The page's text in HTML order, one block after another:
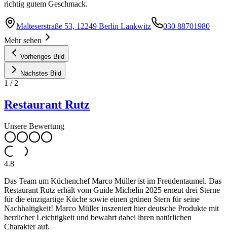
richtig gutem Geschmack.
Malteserstraße 53, 12249 Berlin Lankwitz
030 88701980
Mehr sehen
Vorheriges Bild
Nächstes Bild
1 / 2
Restaurant Rutz
Unsere Bewertung
4.8
Das Team um Küchenchef Marco Müller ist im Freudentaumel. Das
Restaurant Rutz erhält vom Guide Michelin 2025 erneut drei Sterne
für die einzigartige Küche sowie einen grünen Stern für seine
Nachhaltigkeit! Marco Müller inszeniert hier deutsche Produkte mit
herrlicher Leichtigkeit und bewahrt dabei ihren natürlichen
Charakter auf.